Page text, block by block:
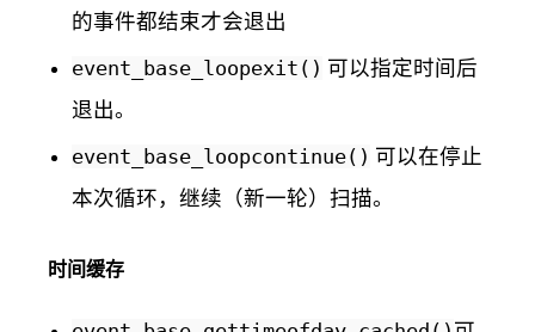
的事件都结束才会退出
event_base_loopexit() 可以指定时间后
退出。
event_base_loopcontinue() 可以在停止
本次循环，继续（新一轮）扫描。
时间缓存